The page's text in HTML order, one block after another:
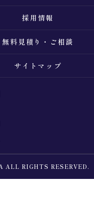
採用情報
無料見積り・ご相談
サイトマップ
A ALL RIGHTS RESERVED.